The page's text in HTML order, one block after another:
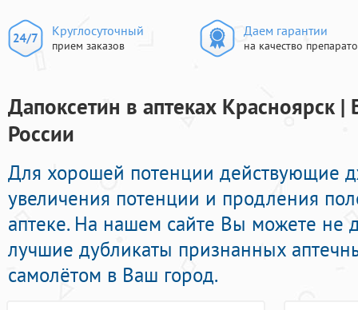
Круглосуточный
прием заказов
Даем гарантии
на качество
Дапоксетин в аптеках Красноярск |
России
Для хорошей потенции действующие
увеличения потенции и продления
аптеке. На нашем сайте Вы можете не
лучшие дубликаты признанных
самолётом в Ваш город.